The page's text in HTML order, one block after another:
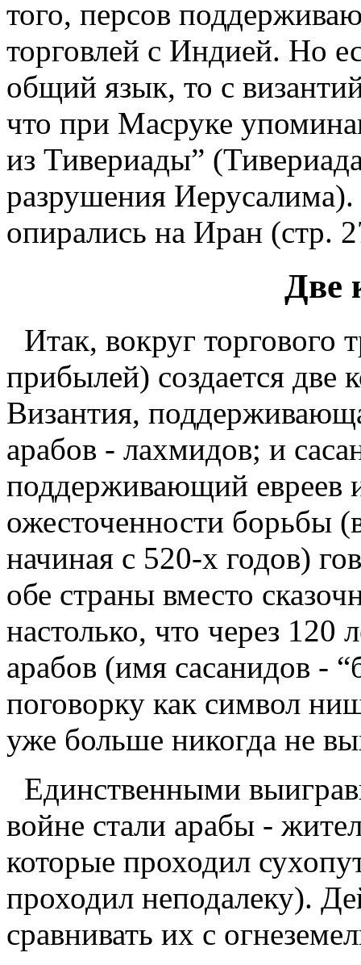
того, персов
торговлей с Индией. Но
общий язык, то с
что при Масруке
из Тивериады”
разрушения
опирались на Иран (стр.
Две
Итак, вокруг торгового
прибылей) создается две
Византия,
арабов - лахмидов; и
поддерживающий евреев
ожесточенности борьбы
начиная с 520-х годов)
обе страны вместо
настолько, что через 120
арабов (имя сасанидов -
поговорку как символ
уже больше никогда не
Единственными
войне стали арабы -
которые проходил
проходил неподалеку).
сравнивать их с